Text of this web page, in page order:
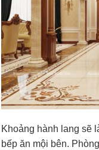
Khoảng hành lang sẽ
bếp ăn mội bên.